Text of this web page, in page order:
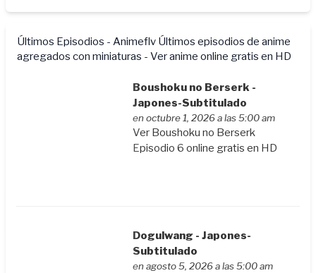
Últimos Episodios - Animeflv Últimos episodios de anime
agregados con miniaturas - Ver anime online gratis en HD
Boushoku no Berserk -
Japones-Subtitulado
en octubre 1, 2026 a las 5:00 am
Ver Boushoku no Berserk
Episodio 6 online gratis en HD
Dogulwang - Japones-
Subtitulado
en agosto 5, 2026 a las 5:00 am